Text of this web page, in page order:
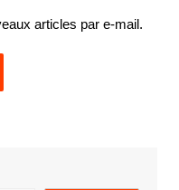
articles par e-mail.